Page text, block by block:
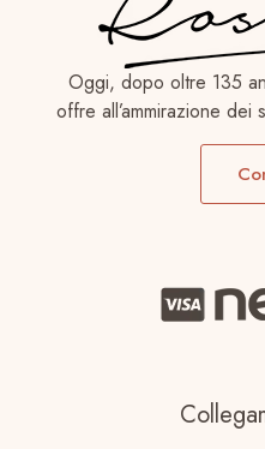
Oggi, dopo oltre 135
offre all’ammirazione